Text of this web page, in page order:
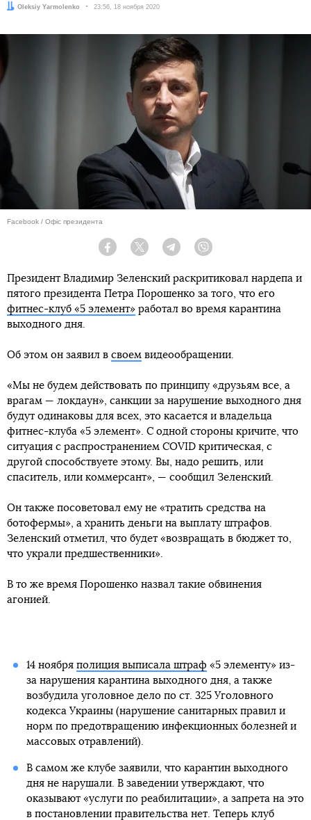
Автор:
Oleksiy Yarmolenko Дата:
23:56, 18 ноября 2020
Facebook / Офіс президента
Facebook Twitter Telegram
Президент Владимир Зеленский раскритиковал нардепа и
пятого президента Петра Порошенко за того, что его
фитнес-клуб «5 элемент» работал во время карантина
выходного дня.
Об этом он заявил в своем видеообращении.
«Мы не будем действовать по принципу «друзьям все, а
врагам — локдаун», санкции за нарушение выходного дня
будут одинаковы для всех, это касается и владельца
фитнес-клуба «5 элемент». С одной стороны кричите, что
ситуация с распространением COVID критическая, с
другой способствуете этому. Вы, надо решить, или
спаситель, или коммерсант», — сообщил Зеленский.
Он также посоветовал ему не «тратить средства на
ботофермы», а хранить деньги на выплату штрафов.
Зеленский отметил, что будет «возвращать в бюджет то,
что украли предшественники».
В то же время Порошенко назвал такие обвинения
агонией.
14 ноября полиция выписала штраф «5 элементу» из-
за нарушения карантина выходного дня, а также
возбудила уголовное дело по ст. 325 Уголовного
кодекса Украины (нарушение санитарных правил и
норм по предотвращению инфекционных болезней и
массовых отравлений).
В самом же клубе заявили, что карантин выходного
дня не нарушали. В заведении утверждают, что
оказывают «услуги по реабилитации», а запрета на это
в постановлении правительства нет. Теперь клуб